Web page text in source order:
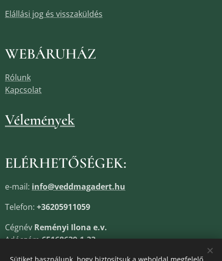
Elállási jog és visszaküldés
WEBÁRUHÁZ
Rólunk
Kapcsolat
Vélemények
ELÉRHETŐSÉGEK:
e-mail: info@veddmagadert.hu
Telefon: +36205911059
Cégnév Reményi Ilona e.v.
Adószám65168639-1-33